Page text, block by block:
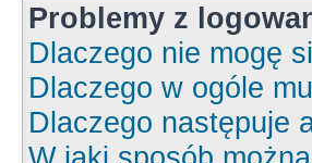
Problemy z
Dlaczego nie mogę
Dlaczego w ogóle
Dlaczego następuje